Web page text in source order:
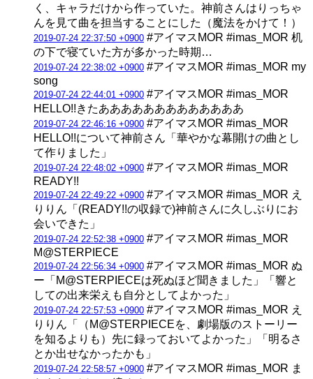
く、キャラだけから作っていた。神前さんはりっちゃ
んを見て曲を担当することにした（魔法をかけて！）
2019-07-24 22:37:50 +0900 #アイマスMOR #imas_MOR 机
の下で寝ていた方が多かった時期…
2019-07-24 22:38:02 +0900 #アイマスMOR #imas_MOR my
song
2019-07-24 22:44:01 +0900 #アイマスMOR #imas_MOR
HELLO!!きたあああああああああああああ
2019-07-24 22:46:16 +0900 #アイマスMOR #imas_MOR
HELLO!!について神前さん「華やかな幕開けの曲とし
て作りました」
2019-07-24 22:48:02 +0900 #アイマスMOR #imas_MOR
READY!!
2019-07-24 22:49:22 +0900 #アイマスMOR #imas_MOR え
りりん「(READY!!の収録で)神前さんに久しぶりにお
会いできた」
2019-07-24 22:52:38 +0900 #アイマスMOR #imas_MOR
M@STERPIECE
2019-07-24 22:56:34 +0900 #アイマスMOR #imas_MOR ぬ
ー「M@STERPIECEは死ぬほど聞きました」「響と
しての出来栄えも自分としてよかった」
2019-07-24 22:57:53 +0900 #アイマスMOR #imas_MOR え
りりん「（M@STERPIECEを、劇場版のストーリー
を知るよりも）先に録っておいてよかった」「明るさ
とか出せなかったかも」
2019-07-24 22:58:57 +0900 #アイマスMOR #imas_MOR ま